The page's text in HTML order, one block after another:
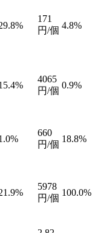
171
円/個 4.8%
4065
円/個
0.9%
660
円/個
18.8%
5978
円/個
100.0%